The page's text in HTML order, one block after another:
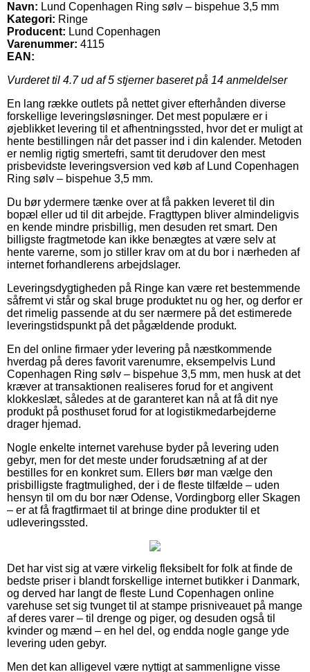
Navn: Lund Copenhagen Ring sølv – bispehue 3,5 mm
Kategori: Ringe
Producent: Lund Copenhagen
Varenummer: 4115
EAN:
Vurderet til 4.7ud af 5 stjerner baseret på 14 anmeldelser
En lang række outlets på nettet giver efterhånden diverse
forskellige leveringsløsninger. Det mest populære er i
øjeblikket levering til et afhentningssted, hvor det er muligt at
hente bestillingen når det passer ind i din kalender. Metoden
er nemlig rigtig smertefri, samt tit derudover den mest
prisbevidste leveringsversion ved køb af Lund Copenhagen
Ring sølv – bispehue 3,5 mm.
Du bør ydermere tænke over at få pakken leveret til din
bopæl eller ud til dit arbejde. Fragttypen bliver almindeligvis
en kende mindre prisbillig, men desuden ret smart. Den
billigste fragtmetode kan ikke benægtes at være selv at
hente varerne, som jo stiller krav om at du bor i nærheden af
internet forhandlerens arbejdslager.
Leveringsdygtigheden på Ringe kan være ret bestemmende
såfremt vi står og skal bruge produktet nu og her, og derfor er
det rimelig passende at du ser nærmere på det estimerede
leveringstidspunkt på det pågældende produkt.
En del online firmaer yder levering på næstkommende
hverdag på deres favorit varenumre, eksempelvis Lund
Copenhagen Ring sølv – bispehue 3,5 mm, men husk at det
kræver at transaktionen realiseres forud for et angivent
klokkeslæt, således at de garanteret kan nå at få dit nye
produkt på posthuset forud for at logistikmedarbejderne
drager hjemad.
Nogle enkelte internet varehuse byder på levering uden
gebyr, men for det meste under forudsætning af at der
bestilles for en konkret sum. Ellers bør man vælge den
prisbilligste fragtmulighed, der i de fleste tilfælde – uden
hensyn til om du bor nær Odense, Vordingborg eller Skagen
– er at få fragtfirmaet til at bringe dine produkter til et
udleveringssted.
Det har vist sig at være virkelig fleksibelt for folk at finde de
bedste priser i blandt forskellige internet butikker i Danmark,
og derved har langt de fleste Lund Copenhagen online
varehuse set sig tvunget til at stampe prisniveauet på mange
af deres varer – til drenge og piger, og desuden også til
kvinder og mænd – en hel del, og endda nogle gange yde
levering uden gebyr.
Men det kan alligevel være nyttigt at sammenligne visse